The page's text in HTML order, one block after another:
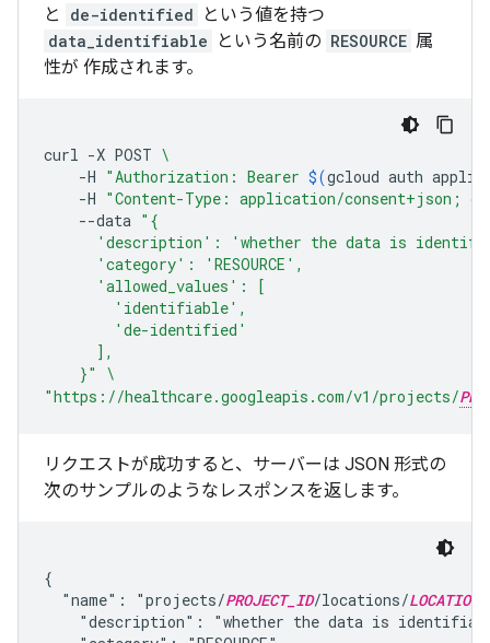
と
de-identified
という値を持つ
data_identifiable
という名前の RESOURCE 属
性が 作成されます。
curl -X POST \
-H "Authorization: Bearer $(gcloud auth
-H "Content-Type: application/consent+json;
--data "{
'description': 'whether the data is
      'category': 'RESOURCE',
      'allowed_values': [
        'identifiable',
        'de-identified'
      ],
    }"
\
"https://healthcare.googleapis.com/v1/projects/
リクエストが成功すると、サーバーは JSON 形式の
次のサンプルのようなレスポンスを返します。
{
  "name": "projects/
PROJECT_ID/locations/LOCATION
"description": "whether the data is